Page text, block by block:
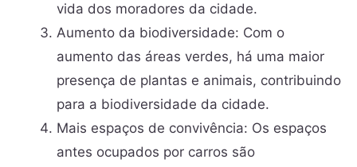
vida dos moradores da cidade.
Aumento da biodiversidade: Com o
aumento das áreas verdes, há uma maior
presença de plantas e animais, contribuindo
para a biodiversidade da cidade.
Mais espaços de convivência: Os espaços
antes ocupados por carros são